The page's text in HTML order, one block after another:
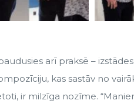
arī praksē –
kas sastāv no
ir milzīga nozīme.